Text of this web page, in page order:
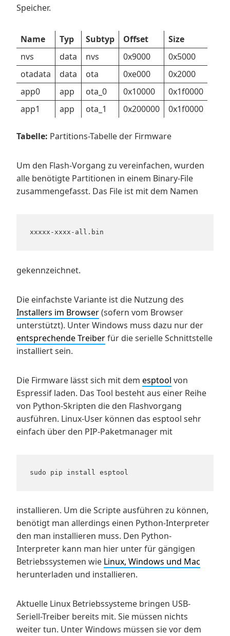
Speicher.
Name Typ Subtyp Offset
Size
nvs
data nvs 0x9000
0x5000
otadata
data ota 0xe000
0x2000
app0
app ota_0 0x10000
0x1f0000
app1
app ota_1 0x200000 0x1f0000
Tabelle: Partitions-Tabelle der Firmware
Um den Flash-Vorgang zu vereinfachen, wurden
alle benötigte Partitionen in einem Binary-File
zusammengefasst. Das File ist mit dem Namen
xxxxx-xxxx-all.bin
gekennzeichnet.
Die einfachste Variante ist die Nutzung des
Installers im Browser(sofern vom Browser
unterstützt). Unter Windows muss dazu nur der
entsprechende Treiberfür die serielle Schnittstelle
installiert sein.
Die Firmware lässt sich mit dem esptool von
Espressif laden. Das Tool besteht aus einer Reihe
von Python-Skripten die den Flashvorgang
ausführen. Linux-User können das esptool sehr
einfach über den PIP-Paketmanager mit
sudo pip install esptool
installieren. Um die Scripte ausführen zu können,
benötigt man allerdings einen Python-Interpreter
den man installieren muss. Den Python-
Interpreter kann man hier unter für gängigen
Betriebssystemen wie Linux, Windows und Mac
herunterladen und installieren.
Aktuelle Linux Betriebssysteme bringen USB-
Seriell-Treiber bereits mit. Sie müssen nichts
weiter tun. Unter Windows müssen sie vor dem